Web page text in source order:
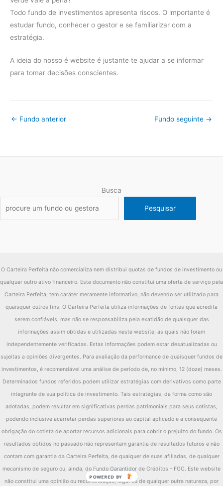
Todo fundo de investimentos apresenta riscos. O importante é
estudar fundo, conhecer o gestor e se familiarizar com a
estratégia.
A ideia do nosso é website é justante te ajudar a se informar
para tomar decisões conscientes.
← Fundo anterior Fundo seguinte →
Busca
Pesquisar
O Carteira Perfeita não comercializa nem distribui quotas de fundos de investimento ou
qualquer outro ativo financeiro. Este documento não constitui uma oferta de serviço pela
Carteira Perfeita, tem caráter meramente informativo, não devendo ser utilizado para
quaisquer outros fins. O Carteira Perfeita utiliza informações de fontes que acredita
serem confiáveis, mas não se responsabiliza pela exatidão de quaisquer das
informações assim obtidas e utilizadas neste website, as quais não foram
independentemente verificadas. Estas informações podem estar desatualizadas ou
sujeitas a opiniões divergentes. Para avaliação da performance de quaisquer fundos de
investimentos, é recomendável uma análise de período de, no mínimo, 12 (doze) meses.
Determinados fundos referidos podem utilizar estratégias com derivativos como parte
integrante de sua política de investimento. Tais estratégias, da forma como são
adotadas, podem resultar em significativas perdas patrimoniais para seus cotistas,
podendo inclusive acarretar perdas superiores ao capital aplicado e a consequente
obrigação do cotista de aportar recursos adicionais para cobrir o prejuízo do fundo. Os
resultados obtidos no passado não representam garantia de resultados futuros e não
contam com garantia da Carteira Perfeita, de qualquer de suas afiliadas, de qualquer
mecanismo de seguro ou, ainda, do Fundo Garantidor de Créditos – FGC. Este website
não constitui uma opinião ou recomendação, legal ou de qualquer outra natureza, por